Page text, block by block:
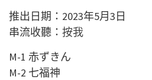
推出日期：2023年5月3日
串流收聽： 按我
M-1 赤ずきん
M-2 七福神